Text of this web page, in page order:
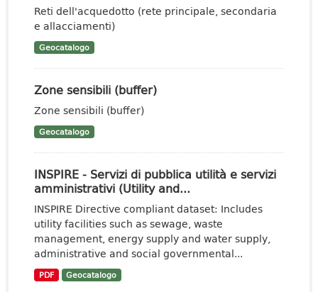
Reti dell'acquedotto (rete principale, secondaria
e allacciamenti)
Geocatalogo
Zone sensibili (buffer)
Zone sensibili (buffer)
Geocatalogo
INSPIRE - Servizi di pubblica utilità e servizi
amministrativi (Utility and...
INSPIRE Directive compliant dataset: Includes
utility facilities such as sewage, waste
management, energy supply and water supply,
administrative and social governmental...
PDF Geocatalogo